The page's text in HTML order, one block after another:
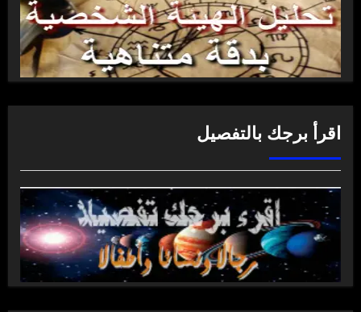
اقرأ برجك بالتفصيل